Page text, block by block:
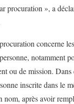
procuration », a
concerne
notamment
ou de mission. Dans
inscrite dans le
nom, après avoir